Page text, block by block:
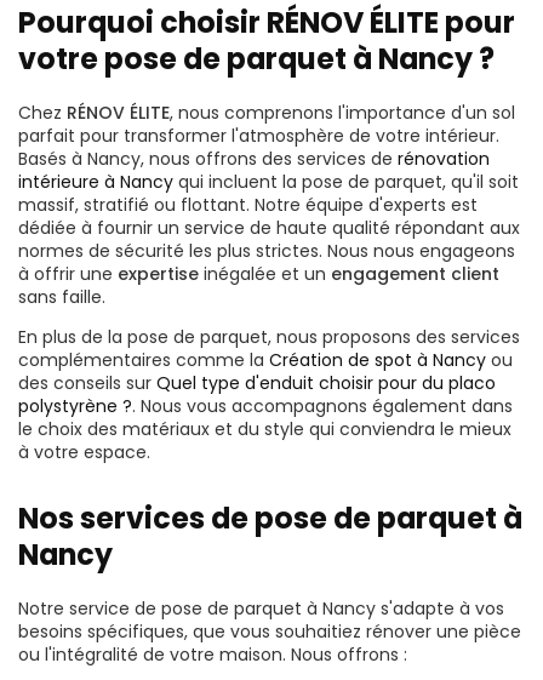
Pourquoi choisir RÉNOV ÉLITE pour
votre pose de parquet à Nancy ?
Chez RÉNOV ÉLITE, nous comprenons l'importance d'un sol
parfait pour transformer l'atmosphère de votre intérieur.
Basés à Nancy, nous offrons des services de rénovation
intérieure à Nancy qui incluent la pose de parquet, qu'il soit
massif, stratifié ou flottant. Notre équipe d'experts est
dédiée à fournir un service de haute qualité répondant aux
normes de sécurité les plus strictes. Nous nous engageons
à offrir une expertise inégalée et un engagement client
sans faille.
En plus de la pose de parquet, nous proposons des services
complémentaires comme la Création de spot à Nancy ou
des conseils sur Quel type d'enduit choisir pour du placo
polystyrène ?. Nous vous accompagnons également dans
le choix des matériaux et du style qui conviendra le mieux
à votre espace.
Nos services de pose de parquet à
Nancy
Notre service de pose de parquet à Nancy s'adapte à vos
besoins spécifiques, que vous souhaitiez rénover une pièce
ou l'intégralité de votre maison. Nous offrons :